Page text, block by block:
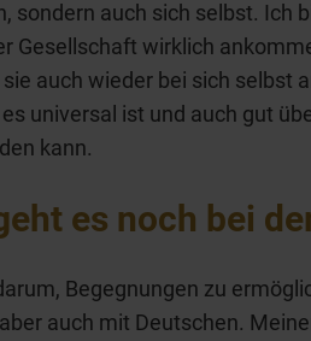
sondern auch sich selbst. Ich
Gesellschaft wirklich
auch wieder bei sich selbst
universal ist und auch gut
kann.
es noch bei
Begegnungen zu
auch mit Deutschen.